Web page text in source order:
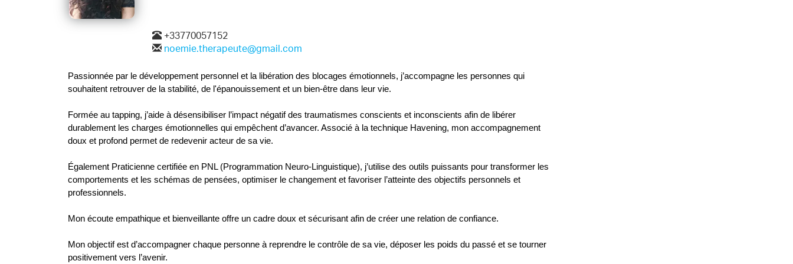
+33770057152
noemie.therapeute@gmail.com
Passionnée par le développement personnel et la libération des blocages émotionnels, j’accompagne les personnes qui
souhaitent retrouver de la stabilité, de l'épanouissement et un bien-être dans leur vie.
Formée au tapping, j’aide à désensibiliser l’impact négatif des traumatismes conscients et inconscients afin de libérer
durablement les charges émotionnelles qui empêchent d’avancer. Associé à la technique Havening, mon accompagnement
doux et profond permet de redevenir acteur de sa vie.
Également Praticienne certifiée en PNL (Programmation Neuro-Linguistique), j’utilise des outils puissants pour transformer les
comportements et les schémas de pensées, optimiser le changement et favoriser l’atteinte des objectifs personnels et
professionnels.
Mon écoute empathique et bienveillante offre un cadre doux et sécurisant afin de créer une relation de confiance.
Mon objectif est d’accompagner chaque personne à reprendre le contrôle de sa vie, déposer les poids du passé et se tourner
positivement vers l’avenir.